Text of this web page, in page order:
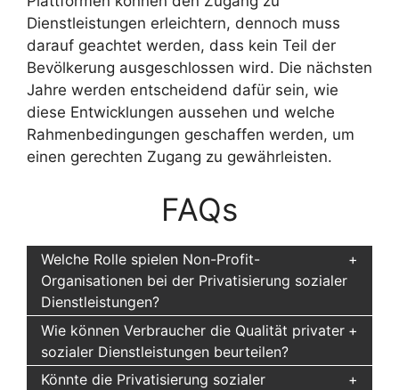
Dienstleistungen erleichtern, dennoch muss
darauf geachtet werden, dass kein Teil der
Bevölkerung ausgeschlossen wird. Die nächsten
Jahre werden entscheidend dafür sein, wie
diese Entwicklungen aussehen und welche
Rahmenbedingungen geschaffen werden, um
einen gerechten Zugang zu gewährleisten.
FAQs
Welche Rolle spielen Non-Profit-
Organisationen bei der Privatisierung sozialer
Dienstleistungen?
Wie können Verbraucher die Qualität privater
sozialer Dienstleistungen beurteilen?
Könnte die Privatisierung sozialer